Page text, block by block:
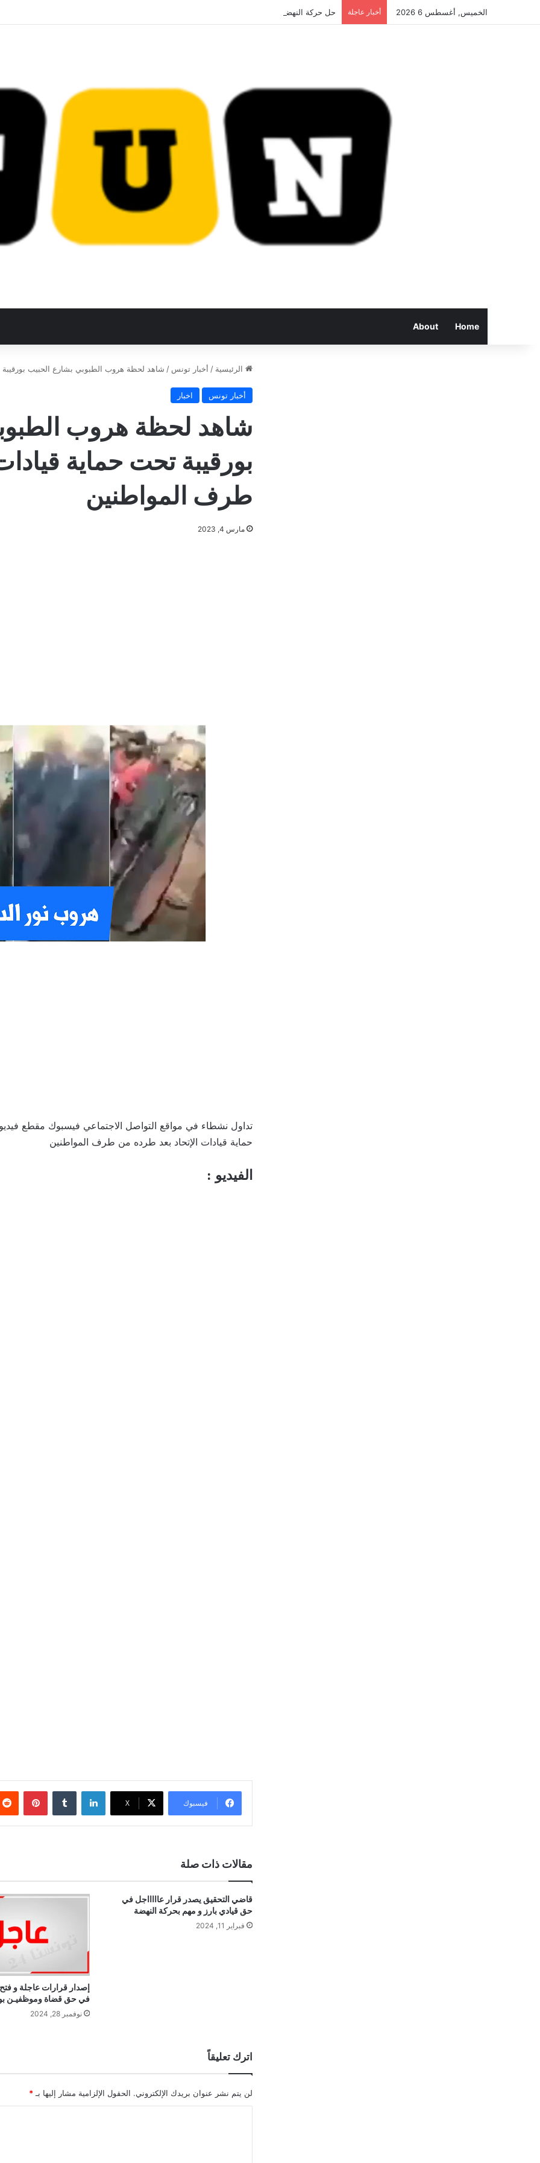
الخميس, أغسطس 6 2026 أخبار عاجلة حل حركة النهضة.. و احكام قضائية في قيادات حركة النهضة بألف و400عام سجــن……
Home
About
الرئيسية / أخبار تونس / شاهد لحظة هروب الطبوبي بشارع الحبيب
أخبار تونس اخبار
شاهد لحظة هروب
بورقيبة تحت حماية
طرف المواطنين
مارس 4, 2023
تداول نشطاء في مواقع التواصل الاجتماعي فيسبوك مقطع
حماية قيادات الإتحاد بعد طرده من طرف المواطنين
الفيديو :
فيسبوك X
لينكدإن
مقالات ذات صلة
قاضي التحقيق يصدر قرار عاااااجل في
حق قيادي بارز و مهم بحركة النهضة
فبراير 11, 2024
إصدار قرارات عاجلة و
في حق قضاة وموظفيـن
نوفمبر 28, 2024
اترك تعليقاً
لن يتم نشر عنوان بريدك الإلكتروني. الحقول الإلزامية مشار إليها بـ *